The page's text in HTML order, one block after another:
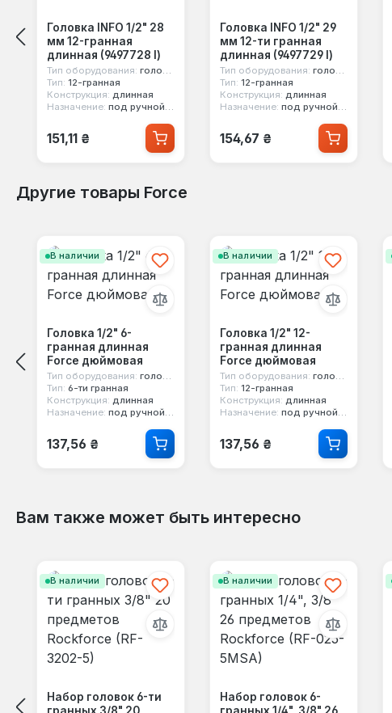
Головка INFO 1/2" 28
мм 12-гранная
длинная (9497728 I)
Тип оборудования: головка стандартная
Тип: 12-гранная
Конструкция: длинная
Назначение: под ручной инструмент
Обычная цена:
151,11 ₴
Головка INFO 1/2" 29
мм 12-ти гранная
длинная (9497729 I)
Тип оборудования: головка стандартная
Тип: 12-гранная
Конструкция: длинная
Назначение: под ручной инструмент
Обычная цена:
154,67 ₴
Другие товары Force
В наличии
Головка 1/2" 6-
гранная длинная
Force дюймовая
Тип оборудования: головка стандартная
Тип: 6-ти гранная
Конструкция: длинная
Назначение: под ручной инструмент
Обычная цена:
137,56 ₴
В наличии
Головка 1/2" 12-
гранная длинная
Force дюймовая
Тип оборудования: головка стандартная
Тип: 12-гранная
Конструкция: длинная
Назначение: под ручной инструмент
Обычная цена:
137,56 ₴
Вам также может быть интересно
В наличии
Набор головок 6-ти
гранных 3/8" 20
В наличии
Набор головок 6-
гранных 1/4", 3/8" 26